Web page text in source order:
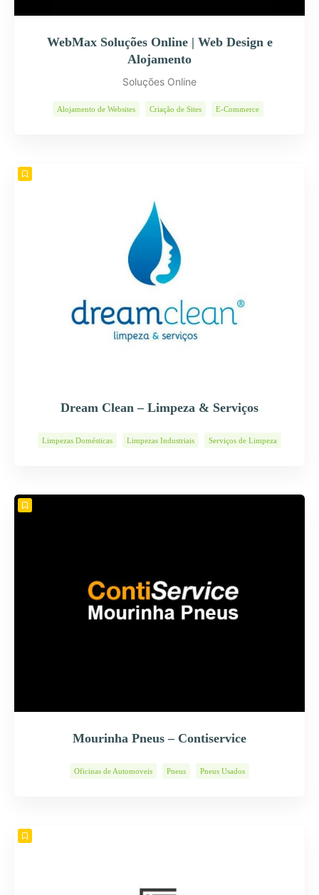
WebMax Soluções Online | Web Design e
Alojamento
Soluções Online
Alojamento de Websites Criação de Sites E-Commerce
Dream Clean – Limpeza & Serviços
Limpezas Domésticas Limpezas Industriais Serviços de Limpeza
Mourinha Pneus – Contiservice
Oficinas de Automoveis Pneus Pneus Usados